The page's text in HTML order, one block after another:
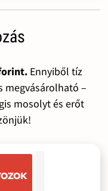
Ennyiből tíz
megvásárolható –
mosolyt és erőt